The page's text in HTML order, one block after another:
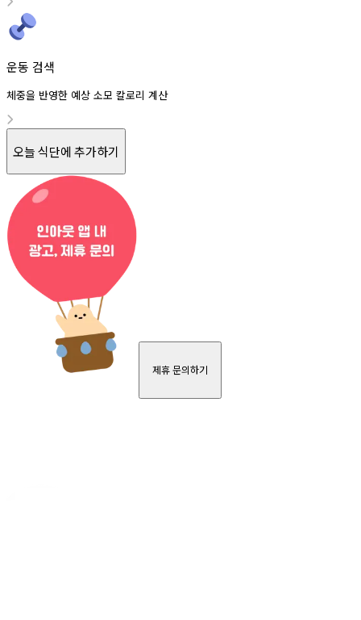
운동 검색
체중을 반영한 예상 소모 칼로리 계산
오늘 식단에 추가하기
제휴 문의하기